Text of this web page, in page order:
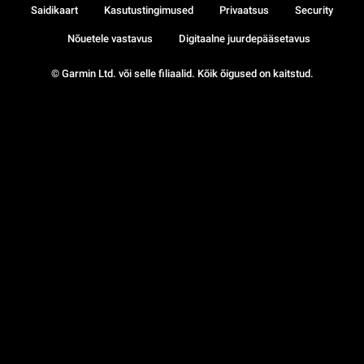
© Garmin Ltd. või selle filiaalid. Kõik õigused on kaitstud.
Saidikaart Kasutustingimused Privaatsus Security
Nõuetele vastavus Digitaalne juurdepääsetavus